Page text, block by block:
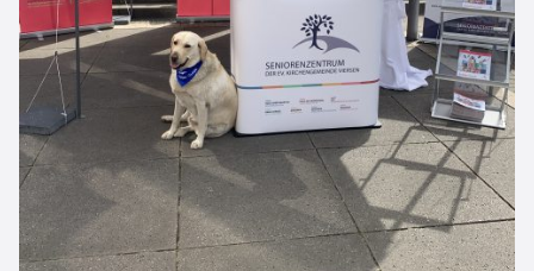
KONTAKT
EINRICHTUNGEN